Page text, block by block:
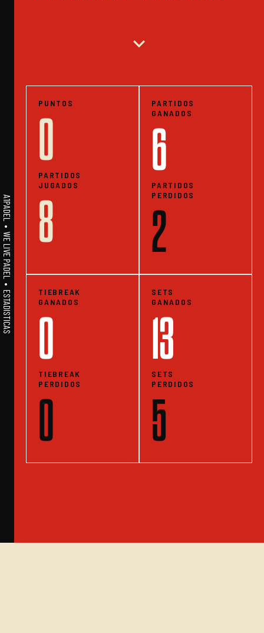
A1PADEL • WE LIVE PADEL • ESTADISTICAS
expand_more
PUNTOS
0
PARTIDOS
JUGADOS
8
PARTIDOS
GANADOS
6
PARTIDOS
PERDIDOS
2
TIEBREAK
GANADOS
0
TIEBREAK
PERDIDOS
0
SETS
GANADOS
13
SETS
PERDIDOS
5